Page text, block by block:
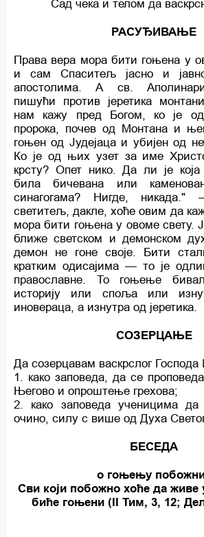
Сад чека и телом да
РАСУЂИВАЊЕ
Права вера мора бити гоњена у
и сам Спаситељ јасно и
апостолима. А св.
пишући против јеретика
нам кажу пред Богом, ко је
пророка, почев од Монтана и
гоњен од Јудејаца и убијен од
Ко је од њих узет за име
крсту? Опет нико. Да ли је
била бичевана или
синагогама? Нигде, никада."
светитељ, дакле, хоће овим да
мора бити гоњена у овоме свету.
ближе светском и демонском
демон не гоне своје. Бити
кратким одисајима — то је
православне. То гоњење
историју или споља или
иновераца, а изнутра од јеретика.
СОЗЕРЦАЊЕ
Да созерцавам васкрслог Господа
1. како заповеда, да се
Његово и опроштење грехова;
2. како заповеда ученицима да
очино, силу с више од Духа
БЕСЕДА
о гоњењу
Сви који побожно хоће да живе
биће гоњени (II Тим, 3, 12;